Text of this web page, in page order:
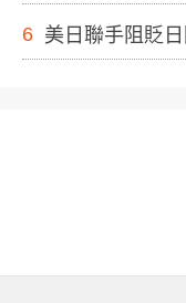
6 美日聯手阻貶